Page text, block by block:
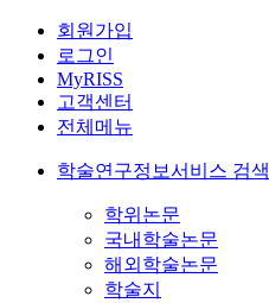
회원가입
로그인
MyRISS
고객센터
전체메뉴
학술연구정보서비스 검색
학위논문
국내학술논문
해외학술논문
학술지